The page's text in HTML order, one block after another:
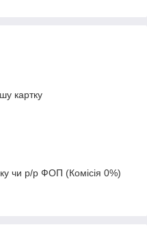
картку
чи р/р ФОП (Комісія 0%)